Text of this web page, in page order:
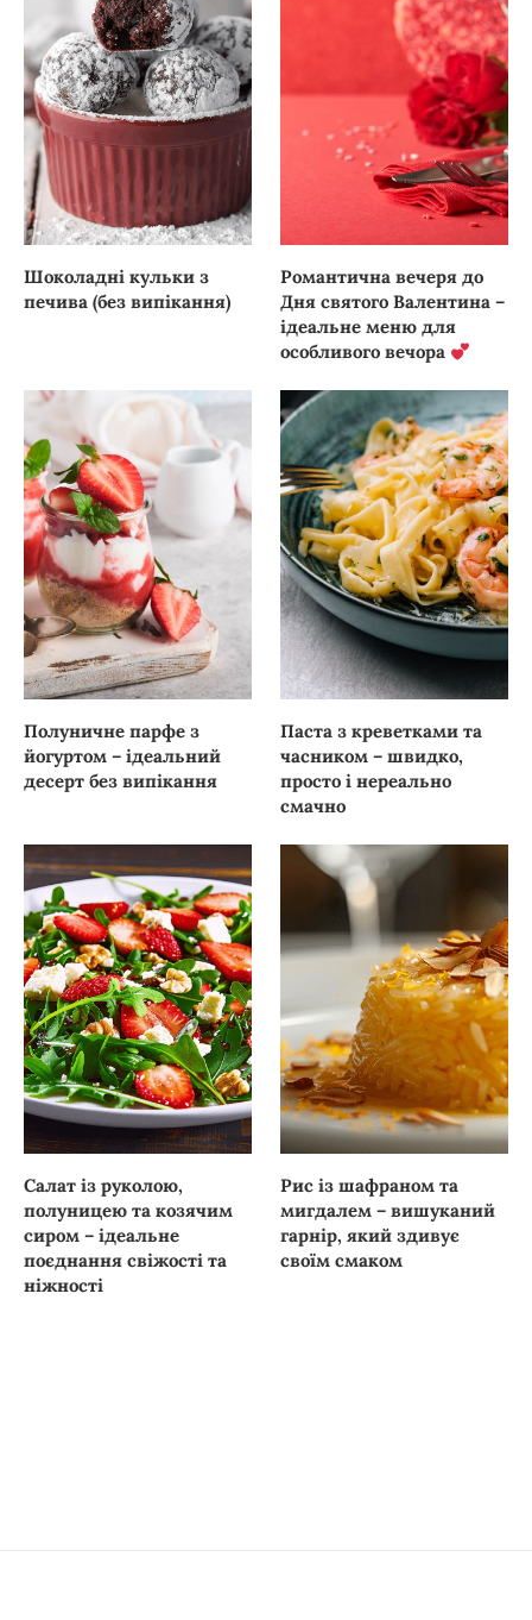
Шоколадні кульки з
печива (без випікання)
Романтична вечеря до
Дня святого Валентина –
ідеальне меню для
особливого вечора
Полуничне парфе з
йогуртом – ідеальний
десерт без випікання
Паста з креветками та
часником – швидко,
просто і нереально
смачно
Салат із руколою,
полуницею та козячим
сиром – ідеальне
поєднання свіжості та
ніжності
Рис із шафраном та
мигдалем – вишуканий
гарнір, який здивує
своїм смаком